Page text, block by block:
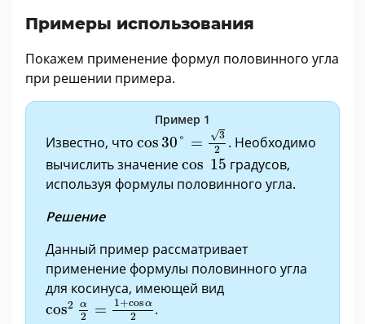
Примеры использования
Покажем применение формул половинного угла
при решении примера.
Пример 1
Известно, что cos30° = √3
2
cos30°=3 2
. Необходимо
вычислить значениеcos 15
cos 15 градусов,
используя формулы половинного угла.
Решение
Данный пример рассматривает
применение формулы половинного угла
для косинуса, имеющей вид
cos2 α
2 = 1+cosα
2
cos2α2=1+cosα2
.